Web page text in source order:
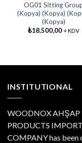
OG01 Sitting
(Kopya) (Kopya)
(Kopya)
₺18.500,00 + KDV
INSTITUTIONAL
WOODNOX AHŞAP
PRODUCTS
COMPANY has been